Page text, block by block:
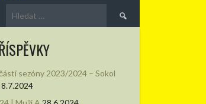
Vyhledávání
sezóny 2023/2024 – Sokol
8.7.2024